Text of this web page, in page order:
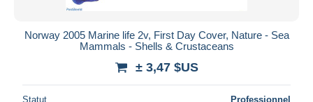
Norway 2005 Marine life 2v, First Day Cover, Nature - Sea
Mammals - Shells & Crustaceans
± 3,47 $US
Statut Professionnel